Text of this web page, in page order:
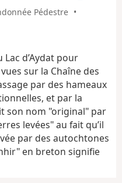
Pédestre •
d’Aydat pour
sur la Chaîne des
par des hameaux
et par la
son nom "original" par
levées" au fait qu’il
par des autochtones
en breton signifie